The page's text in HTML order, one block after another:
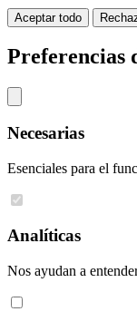
Aceptar todo
Preferencias
Necesarias
Esenciales para el
Analíticas
Nos ayudan a